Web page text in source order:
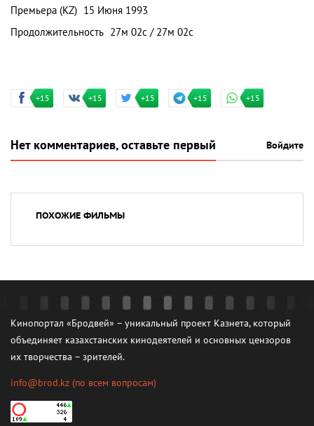
Премьера (KZ) 15 Июня 1993
Продолжительность 27м 02с / 27м 02с
+15 +15 +15 +15 +15
Нет комментариев, оставьте первый Войдите
ПОХОЖИЕ ФИЛЬМЫ
Кинопортал «Бродвей» – уникальный проект Казнета, который
объединяет казахстанских кинодеятелей и основных цензоров
их творчества – зрителей.
info@brod.kz (по всем вопросам)